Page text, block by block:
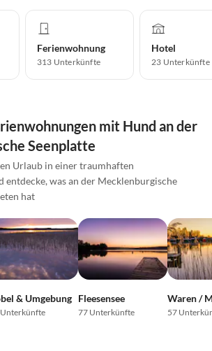
Ferienwohnung
313 Unterkünfte
Hotel
23 Unterkünfte
mit Hund an der
Seenplatte
Urlaub in einer traumhaften
was an der Mecklenburgische
hat
& Umgebung Fleesensee
77 Unterkünfte 57